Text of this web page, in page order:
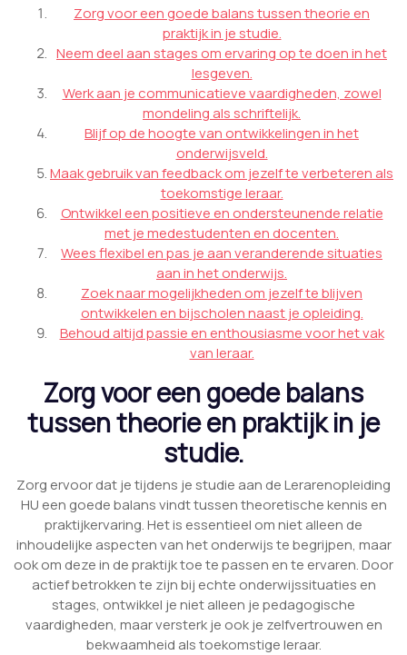
Zorg voor een goede balans tussen theorie en
praktijk in je studie.
Neem deel aan stages om ervaring op te doen in het
lesgeven.
Werk aan je communicatieve vaardigheden, zowel
mondeling als schriftelijk.
Blijf op de hoogte van ontwikkelingen in het
onderwijsveld.
Maak gebruik van feedback om jezelf te verbeteren als
toekomstige leraar.
Ontwikkel een positieve en ondersteunende relatie
met je medestudenten en docenten.
Wees flexibel en pas je aan veranderende situaties
aan in het onderwijs.
Zoek naar mogelijkheden om jezelf te blijven
ontwikkelen en bijscholen naast je opleiding.
Behoud altijd passie en enthousiasme voor het vak
van leraar.
Zorg voor een goede balans
tussen theorie en praktijk in je
studie.
Zorg ervoor dat je tijdens je studie aan de Lerarenopleiding
HU een goede balans vindt tussen theoretische kennis en
praktijkervaring. Het is essentieel om niet alleen de
inhoudelijke aspecten van het onderwijs te begrijpen, maar
ook om deze in de praktijk toe te passen en te ervaren. Door
actief betrokken te zijn bij echte onderwijssituaties en
stages, ontwikkel je niet alleen je pedagogische
vaardigheden, maar versterk je ook je zelfvertrouwen en
bekwaamheid als toekomstige leraar.